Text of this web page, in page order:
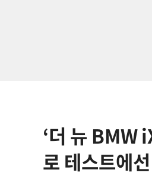
‘더 뉴 BMW
로 테스트에